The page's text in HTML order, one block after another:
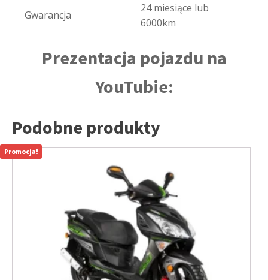
Gwarancja
24 miesiące lub
6000km
Prezentacja pojazdu na
YouTubie:
Podobne produkty
Promocja!